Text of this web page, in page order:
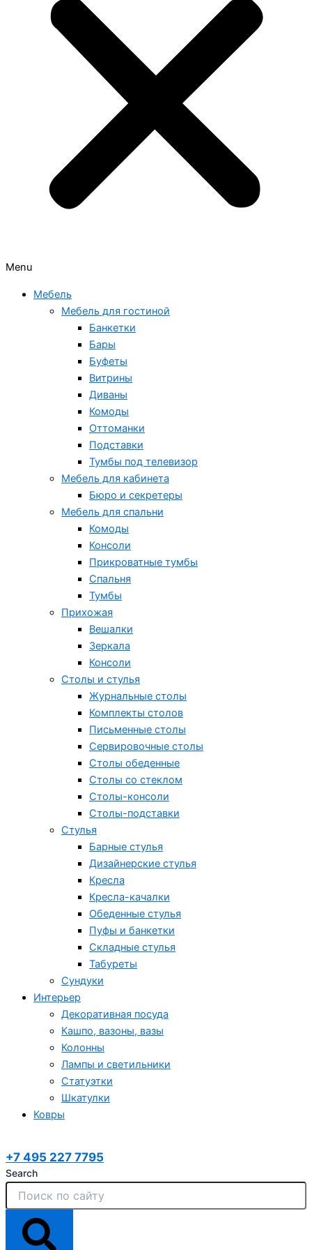
Menu
Мебель
Мебель для гостиной
Банкетки
Бары
Буфеты
Витрины
Диваны
Комоды
Оттоманки
Подставки
Тумбы под телевизор
Мебель для кабинета
Бюро и секретеры
Мебель для спальни
Комоды
Консоли
Прикроватные тумбы
Спальня
Тумбы
Прихожая
Вешалки
Зеркала
Консоли
Столы и стулья
Журнальные столы
Комплекты столов
Письменные столы
Сервировочные столы
Столы обеденные
Столы со стеклом
Столы-консоли
Столы-подставки
Стулья
Барные стулья
Дизайнерские стулья
Кресла
Кресла-качалки
Обеденные стулья
Пуфы и банкетки
Складные стулья
Табуреты
Сундуки
Интерьер
Декоративная посуда
Кашпо, вазоны, вазы
Колонны
Лампы и светильники
Статуэтки
Шкатулки
Ковры
+7 495 227 7795
Search